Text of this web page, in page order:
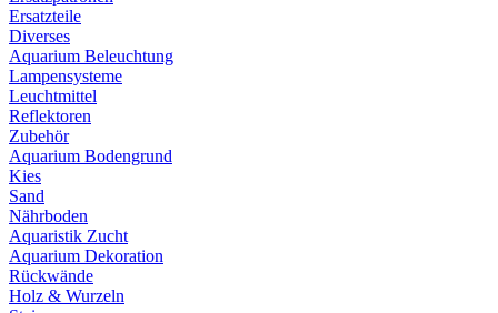
Ersatzteile
Diverses
Aquarium Beleuchtung
Lampensysteme
Leuchtmittel
Reflektoren
Zubehör
Aquarium Bodengrund
Kies
Sand
Nährboden
Aquaristik Zucht
Aquarium Dekoration
Rückwände
Holz & Wurzeln